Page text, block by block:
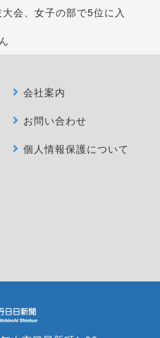
会、女子の部で5位に入
会社案内
お問い合わせ
個人情報保護について